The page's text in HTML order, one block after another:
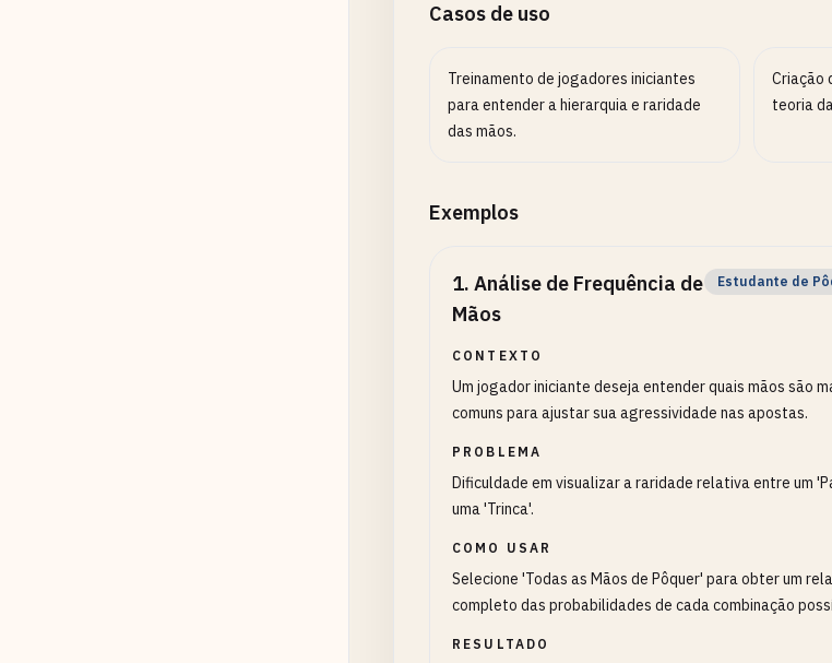
Casos de uso
Treinamento de jogadores iniciantes
para entender a hierarquia e raridade
das mãos.
Criação
teoria
Exemplos
1. Análise de Frequência de
Mãos
Estudante de
CONTEXTO
Um jogador iniciante deseja entender quais mãos são
comuns para ajustar sua agressividade nas apostas.
PROBLEMA
Dificuldade em visualizar a raridade relativa entre um
uma 'Trinca'.
COMO USAR
Selecione 'Todas as Mãos de Pôquer' para obter um
completo das probabilidades de cada combinação
RESULTADO